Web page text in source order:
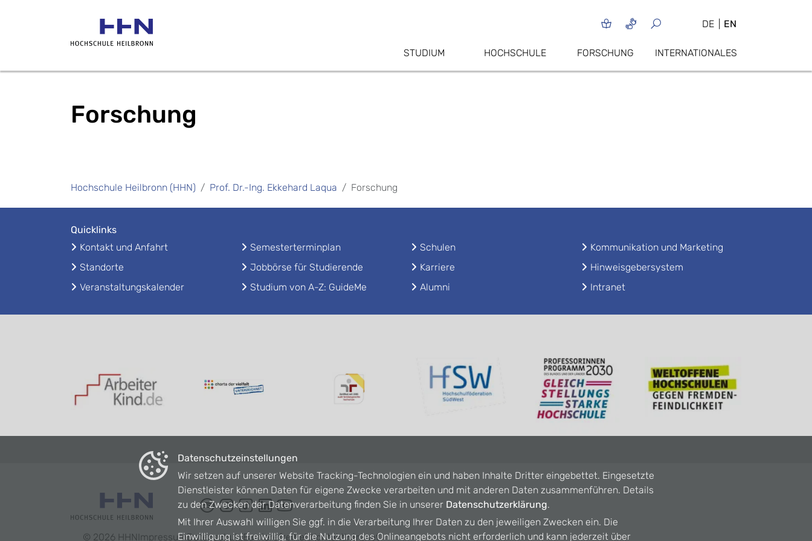
DE EN
STUDIUM HOCHSCHULE FORSCHUNG INTERNATIONALES
Forschung
Hochschule Heilbronn (HHN) Prof. Dr.-Ing. Ekkehard Laqua Forschung
Quicklinks
Kontakt und Anfahrt
Standorte
Veranstaltungskalender
Semesterterminplan
Jobbörse für Studierende
Studium von A-Z: GuideMe
Schulen
Karriere
Alumni
Kommunikation und Marketing
Hinweisgebersystem
Intranet
© 2026 HHN ImpressumDatenschutzBarrierefreiheitKontaktIntranet
Datenschutzeinstellungen
Wir setzen auf unserer Website Tracking-Technologien ein und haben Inhalte Dritter eingebettet. Eingesetzte
Dienstleister können Daten für eigene Zwecke verarbeiten und mit anderen Daten zusammenführen. Details
zu den Zwecken der Datenverarbeitung finden Sie in unserer Datenschutzerklärung.
Mit Ihrer Auswahl willigen Sie ggf. in die Verarbeitung Ihrer Daten zu den jeweiligen Zwecken ein. Die
Einwilligung ist freiwillig, für die Nutzung des Onlineangebots nicht erforderlich und kann jederzeit über